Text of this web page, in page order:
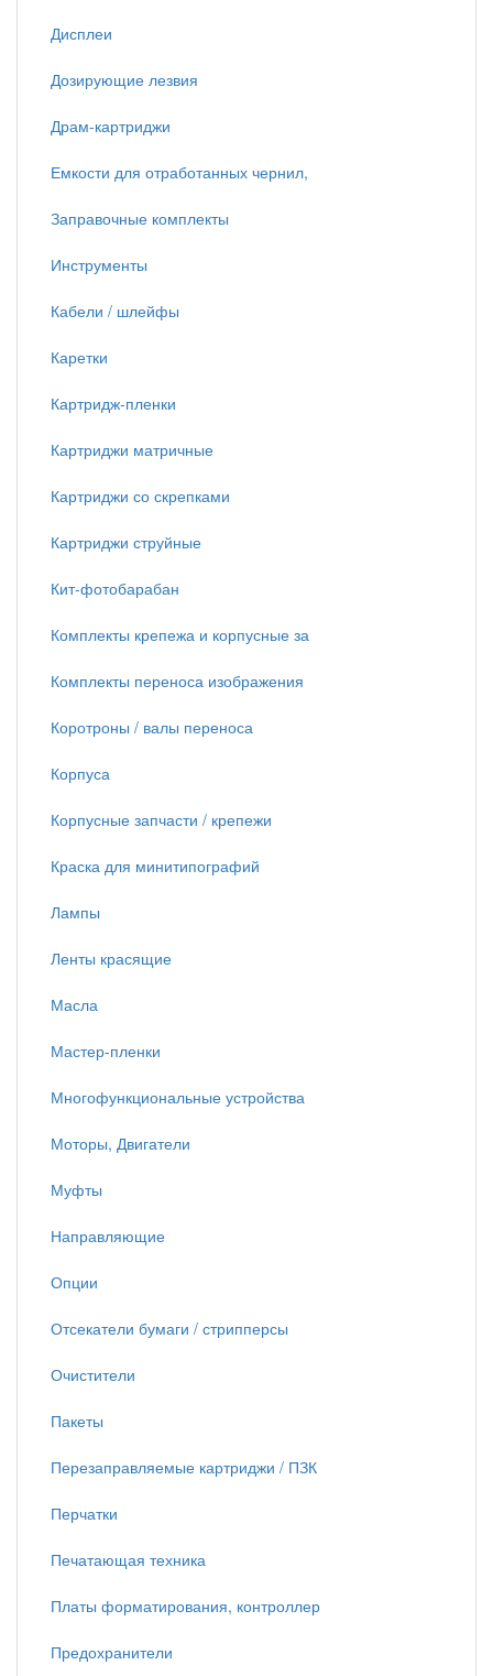
Дисплеи
Дозирующие лезвия
Драм-картриджи
Емкости для отработанных чернил,
Заправочные комплекты
Инструменты
Кабели / шлейфы
Каретки
Картридж-пленки
Картриджи матричные
Картриджи со скрепками
Картриджи струйные
Кит-фотобарабан
Комплекты крепежа и корпусные за
Комплекты переноса изображения
Коротроны / валы переноса
Корпуса
Корпусные запчасти / крепежи
Краска для минитипографий
Лампы
Ленты красящие
Масла
Мастер-пленки
Многофункциональные устройства
Моторы, Двигатели
Муфты
Направляющие
Опции
Отсекатели бумаги / стрипперсы
Очистители
Пакеты
Перезаправляемые картриджи / ПЗК
Перчатки
Печатающая техника
Платы форматирования, контроллер
Предохранители